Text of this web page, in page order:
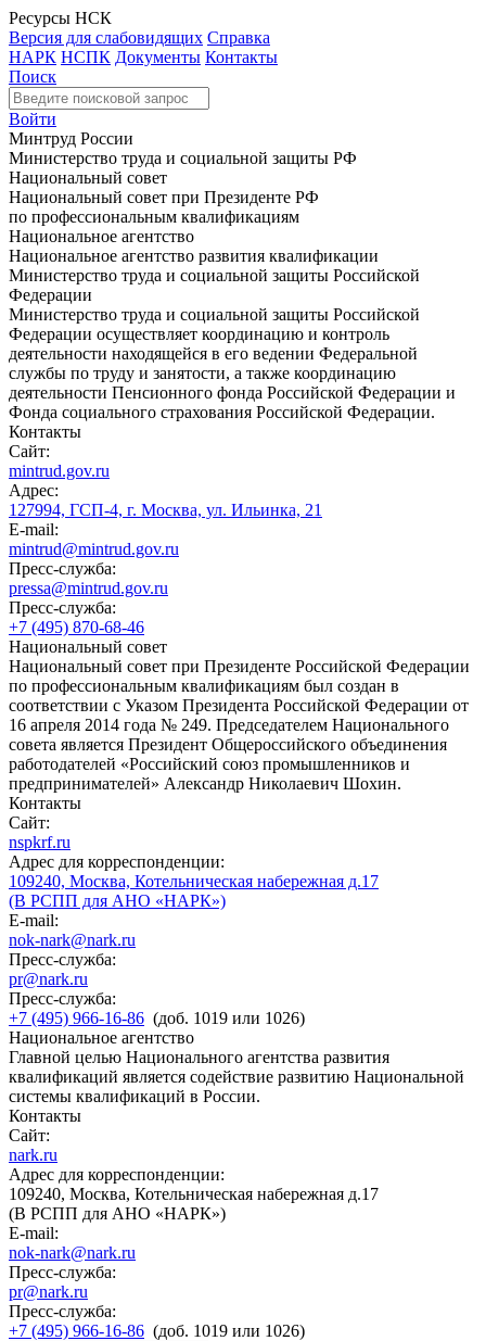
Ресурсы НСК
Версия для слабовидящих Справка
НАРК НСПК Документы Контакты
Поиск
Войти
Минтруд России
Министерство труда и социальной защиты РФ
Национальный совет
Национальный совет при Президенте РФ
по профессиональным квалификациям
Национальное агентство
Национальное агентство развития квалификации
Министерство труда и социальной защиты Российской
Федерации
Министерство труда и социальной защиты Российской
Федерации осуществляет координацию и контроль
деятельности находящейся в его ведении Федеральной
службы по труду и занятости, а также координацию
деятельности Пенсионного фонда Российской Федерации и
Фонда социального страхования Российской Федерации.
Контакты
Сайт:
mintrud.gov.ru
Адрес:
127994, ГСП-4, г. Москва, ул. Ильинка, 21
E-mail:
mintrud@mintrud.gov.ru
Пресс-служба:
pressa@mintrud.gov.ru
Пресс-служба:
+7 (495) 870-68-46
Национальный совет
Национальный совет при Президенте Российской Федерации
по профессиональным квалификациям был создан в
соответствии с Указом Президента Российской Федерации от
16 апреля 2014 года № 249. Председателем Национального
совета является Президент Общероссийского объединения
работодателей «Российский союз промышленников и
предпринимателей» Александр Николаевич Шохин.
Контакты
Сайт:
nspkrf.ru
Адрес для корреспонденции:
109240, Москва, Котельническая набережная д.17
(В РСПП для АНО «НАРК»)
E-mail:
nok-nark@nark.ru
Пресс-служба:
pr@nark.ru
Пресс-служба:
+7 (495) 966-16-86 (доб. 1019 или 1026)
Национальное агентство
Главной целью Национального агентства развития
квалификаций является содействие развитию Национальной
системы квалификаций в России.
Контакты
Сайт:
nark.ru
Адрес для корреспонденции:
109240, Москва, Котельническая набережная д.17
(В РСПП для АНО «НАРК»)
E-mail:
nok-nark@nark.ru
Пресс-служба:
pr@nark.ru
Пресс-служба:
+7 (495) 966-16-86 (доб. 1019 или 1026)